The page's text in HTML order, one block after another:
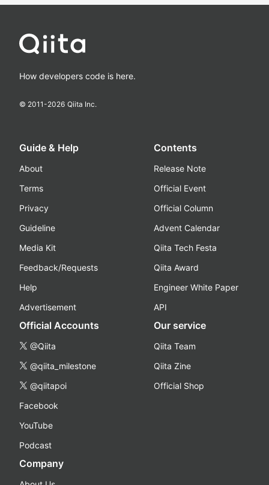
How developers code is here.
© 2011-2026 Qiita Inc.
Guide & Help
About
Terms
Privacy
Guideline
Media Kit
Feedback/Requests
Help
Advertisement
Contents
Release Note
Official Event
Official Column
Advent Calendar
Qiita Tech Festa
Qiita Award
Engineer White Paper
API
Official Accounts
@Qiita
@qiita_milestone
@qiitapoi
Facebook
YouTube
Podcast
Our service
Qiita Team
Qiita Zine
Official Shop
Company